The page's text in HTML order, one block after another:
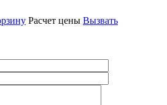
Расчет цены Вызвать